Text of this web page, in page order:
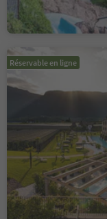
Réservable en ligne